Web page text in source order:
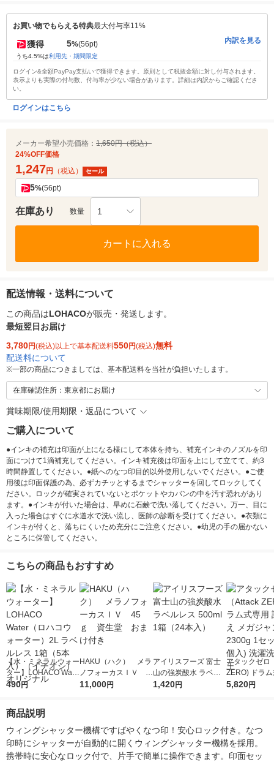
お買い物でもらえる特典最大付与率11%
獲得 5%(56pt)
うち4.5%は利用先・期間限定
内訳を見る
ログイン&全額PayPay支払いで獲得できます。原則として税抜金額に対し付与されます。
表示よりも実際の付与数、付与率が少ない場合があります。詳細は内訳からご確認くださ
い。
ログインはこちら
メーカー希望小売価格： 1,650円（税込）
24%OFF価格
1,247円 （税込） セール
5%(56pt)
在庫あり 数量 1
カートに入れる
配送情報・送料について
この商品はLOHACOが販売・発送します。
最短翌日お届け
3,780円(税込)以上で基本配送料550円(税込)無料
配送料について
※一部の商品につきましては、基本配送料を当社が負担いたします。
在庫確認住所：東京都にお届け
賞味期限/使用期限・返品について
ご購入について
●インキの補充は印面が上になる様にして本体を持ち、補充インキのノズルを印
面につけて1滴補充してください。インキ補充後は印面を上にして立てて、約3
時間静置してください。●紙へのなつ印目的以外使用しないでください。●ご使
用後は印面保護の為、必ずカチッとするまでシャッターを回してロックしてく
ださい。ロックが確実されていないとポケットやカバンの中を汚す恐れがあり
ます。●インキが付いた場合は、早めに石鹸で洗い落してください。万一、目に
入った場合はすぐに水道水で洗い流し、医師の診断を受けてください。●衣類に
インキが付くと、落ちにくいため充分にご注意ください。●幼児の手の届かない
ところに保管してください。
こちらの商品もおすすめ
【水・ミネラルウォー
ター】LOHACO Wate
r（ロハコウォータ
シ） オリジナル
490円
HAKU（ハク） メラ
ノフォーカスＩＶ 4
5ｇ 資生堂 おまけ
11,000円
アイリスフーズ 富士
山の強炭酸水 ラベル
レス 500ml 1箱（24
1,420円
アタックゼロ
ZERO) ドラ
詰め替え メガ
5,820円
商品説明
ウィングシャッター機構ですばやくなつ印！安心ロック付き。なつ
印時にシャッターが自動的に開くウィングシャッター機構を採用。
携帯時に安心なロック付で、片手で簡単に操作できます。印面セッ